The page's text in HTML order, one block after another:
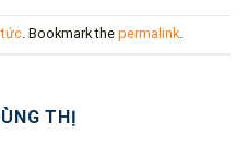
. Bookmark the permalink.
THỊ